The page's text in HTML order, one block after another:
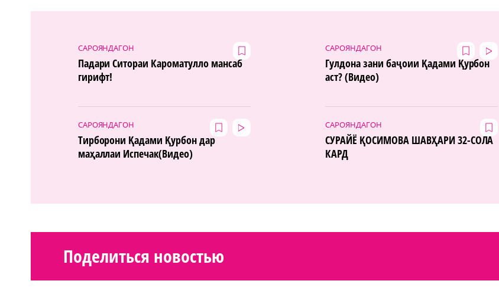
САРОЯНДАГОН
Падари Ситораи Кароматулло мансаб
гирифт!
САРОЯНДАГОН
Гулдона зани баҷоии Қадами Қурбон
аст? (Видео)
САРОЯНДАГОН
Тирборони Қадами Қурбон дар
маҳаллаи Испечак(Видео)
САРОЯНДАГОН
СУРАЙЁ ҚОСИМОВА ШАВҲАРИ 32-СОЛА
КАРД
Поделиться новостью